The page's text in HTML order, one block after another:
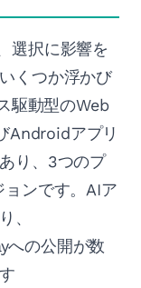
選択に影響を
くつか浮かび
駆動型のWeb
Androidアプリ
り、3つのプ
ョンです。AIア
、
の公開が数